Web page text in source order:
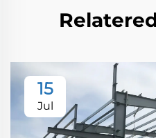
15
Jul